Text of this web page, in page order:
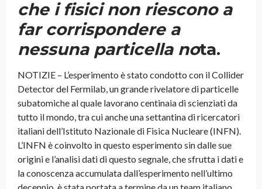
che i fisici non riescono a
far corrispondere a
nessuna particella nota.
NOTIZIE – L’esperimento è stato condotto con il Collider
Detector del Fermilab, un grande rivelatore di particelle
subatomiche al quale lavorano centinaia di scienziati da
tutto il mondo, tra cui anche una settantina di ricercatori
italiani dell’Istituto Nazionale di Fisica Nucleare (INFN).
L’INFN è coinvolto in questo esperimento sin dalle sue
origini e l’analisi dati di questo segnale, che sfrutta i dati e
la conoscenza accumulata dall’esperimento nell’ultimo